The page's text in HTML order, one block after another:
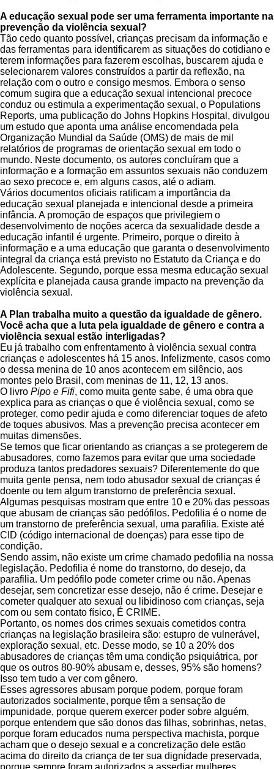
A educação sexual pode ser uma ferramenta importante na
prevenção da violência sexual?
Tão cedo quanto possível, crianças precisam da informação e
das ferramentas para identificarem as situações do cotidiano e
terem informações para fazerem escolhas, buscarem ajuda e
selecionarem valores construídos a partir da reflexão, na
relação com o outro e consigo mesmos. Embora o senso
comum sugira que a educação sexual intencional precoce
conduz ou estimula a experimentação sexual, o Populations
Reports, uma publicação do Johns Hopkins Hospital, divulgou
um estudo que aponta uma análise encomendada pela
Organização Mundial da Saúde (OMS) de mais de mil
relatórios de programas de orientação sexual em todo o
mundo. Neste documento, os autores concluíram que a
informação e a formação em assuntos sexuais não conduzem
ao sexo precoce e, em alguns casos, até o adiam.
Vários documentos oficiais ratificam a importância da
educação sexual planejada e intencional desde a primeira
infância. A promoção de espaços que privilegiem o
desenvolvimento de noções acerca da sexualidade desde a
educação infantil é urgente. Primeiro, porque o direito à
informação e a uma educação que garanta o desenvolvimento
integral da criança está previsto no Estatuto da Criança e do
Adolescente. Segundo, porque essa mesma educação sexual
explícita e planejada causa grande impacto na prevenção da
violência sexual.
A Plan trabalha muito a questão da igualdade de gênero.
Você acha que a luta pela igualdade de gênero e contra a
violência sexual estão interligadas?
Eu já trabalho com enfrentamento à violência sexual contra
crianças e adolescentes há 15 anos. Infelizmente, casos como
o dessa menina de 10 anos acontecem em silêncio, aos
montes pelo Brasil, com meninas de 11, 12, 13 anos.
O livro Pipo e Fifi, como muita gente sabe, é uma obra que
explica para as crianças o que é violência sexual, como se
proteger, como pedir ajuda e como diferenciar toques de afeto
de toques abusivos. Mas a prevenção precisa acontecer em
muitas dimensões.
Se temos que ficar orientando as crianças a se protegerem de
abusadores, como fazemos para evitar que uma sociedade
produza tantos predadores sexuais? Diferentemente do que
muita gente pensa, nem todo abusador sexual de crianças é
doente ou tem algum transtorno de preferência sexual.
Algumas pesquisas mostram que entre 10 e 20% das pessoas
que abusam de crianças são pedófilos. Pedofilia é o nome de
um transtorno de preferência sexual, uma parafilia. Existe até
CID (código internacional de doenças) para esse tipo de
condição.
Sendo assim, não existe um crime chamado pedofilia na nossa
legislação. Pedofilia é nome do transtorno, do desejo, da
parafilia. Um pedófilo pode cometer crime ou não. Apenas
desejar, sem concretizar esse desejo, não é crime. Desejar e
cometer qualquer ato sexual ou libidinoso com crianças, seja
com ou sem contato físico, É CRIME.
Portanto, os nomes dos crimes sexuais cometidos contra
crianças na legislação brasileira são: estupro de vulnerável,
exploração sexual, etc. Desse modo, se 10 a 20% dos
abusadores de crianças têm uma condição psiquiátrica, por
que os outros 80-90% abusam e, desses, 95% são homens?
Isso tem tudo a ver com gênero.
Esses agressores abusam porque podem, porque foram
autorizados socialmente, porque têm a sensação de
impunidade, porque querem exercer poder sobre alguém,
porque entendem que são donos das filhas, sobrinhas, netas,
porque foram educados numa perspectiva machista, porque
acham que o desejo sexual e a concretização dele estão
acima do direito da criança de ter sua dignidade preservada,
porque sempre foram autorizados a assediar mulheres,